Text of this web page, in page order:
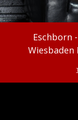
Wiesbaden